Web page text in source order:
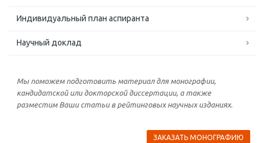
Индивидуальный план аспиранта
Научный доклад
Мы поможем подготовить материал для монографии,
кандидатской или докторской диссертации, а также
разместим Ваши статьи в рейтинговых научных изданиях.
ЗАКАЗАТЬ МОНОГРАФИЮ